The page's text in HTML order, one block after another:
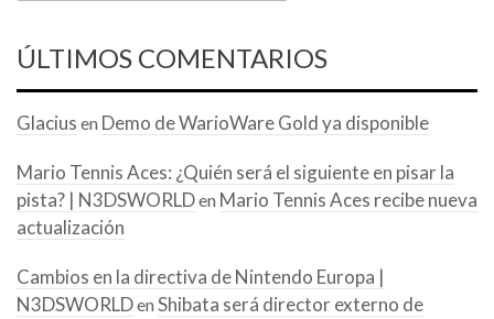
ÚLTIMOS COMENTARIOS
Glacius en Demo de WarioWare Gold ya disponible
Mario Tennis Aces: ¿Quién será el siguiente en pisar la
pista? | N3DSWORLDen Mario Tennis Aces recibe nueva
actualización
Cambios en la directiva de Nintendo Europa |
N3DSWORLDen Shibata será director externo de